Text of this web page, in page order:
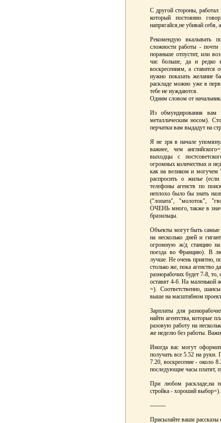
С другой стороны, работал
который постоянно
напрягайся,не убивай себя,
Рекомендую вкалывать
сложности работы - почти
пораньше отпустит, или
час больше, да и редко
воскресениям, а ставится
нужно показать желание
раскладе можно уже в
тебе не нуждаются.
Одним словом от
Из обмундирования вам
металлическим носом).
перчатки вам выдадут на
Я не зря в начале
важнее, чем
выходцы с
огромных количествах и
как на великом и
распросить о жилье
телефоны агенств по
неплохо было бы знать
("лопата", "молоток",
ОЧЕНЬ много, также в
бразильцы.
Объекты могут быть самые
на несколько дней и
огромную ж/д станцию на
поезда во Францию). В
лучше. Не очень приятно,
столько же, пока агенство
разнорабочих будет 7-8,
оставят 4-6. На маленькой
=). Соответственно,
выше на масштабном
Зарплаты для
найти агентства, которые
разовую работу на
же неделю без работы.
Иногда вас могут
получать все 5.52 на
7.20, воскресение - около
последующие часы платят,
При любом раскладе,на
стройка - хороший выбор=).
--------
Присылайте ваши